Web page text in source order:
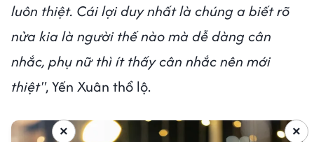
luôn thiệt. Cái lợi duy nhất là chúng a biết rõ
nửa kia là người thế nào mà dễ dàng cân
nhắc, phụ nữ thì ít thấy cân nhắc nên mới
thiệt", Yến Xuân thổ lộ.
×
×